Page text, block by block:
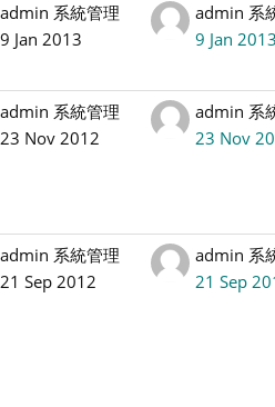
admin 系統管理
9 Jan 2013
admin 系
9 Jan
admin 系統管理
23 Nov 2012
admin 系
23 Nov
admin 系統管理
21 Sep 2012
admin 系
21 Sep